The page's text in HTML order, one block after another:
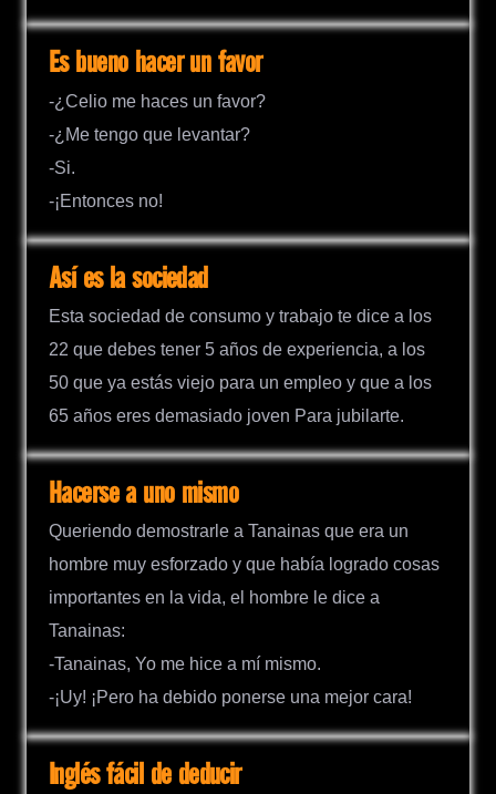
Es bueno hacer un favor
-¿Celio me haces un favor?
-¿Me tengo que levantar?
-Si.
-¡Entonces no!
Así es la sociedad
Esta sociedad de consumo y trabajo te dice a los
22 que debes tener 5 años de experiencia, a los
50 que ya estás viejo para un empleo y que a los
65 años eres demasiado joven Para jubilarte.
Hacerse a uno mismo
Queriendo demostrarle a Tanainas que era un
hombre muy esforzado y que había logrado cosas
importantes en la vida, el hombre le dice a
Tanainas:
-Tanainas, Yo me hice a mí mismo.
-¡Uy! ¡Pero ha debido ponerse una mejor cara!
Inglés fácil de deducir